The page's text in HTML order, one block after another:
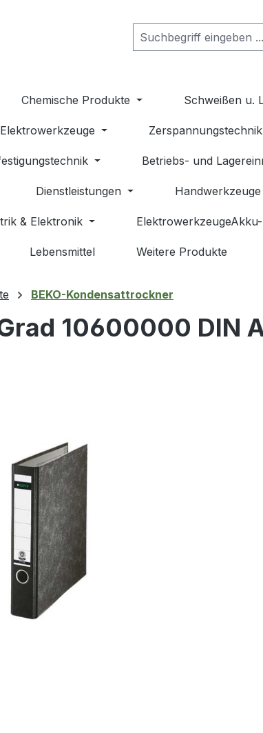
Chemische Produkte Schweißen u.
Elektrowerkzeuge Zerspannungstechnik
Betriebs- und
Dienstleistungen Handwerkzeuge
& Elektronik
Lebensmittel Weitere Produkte
BEKO-Kondensattrockner
10600000 DIN